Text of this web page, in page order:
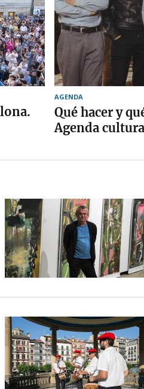
AGENDA
Qué hacer y
Agenda